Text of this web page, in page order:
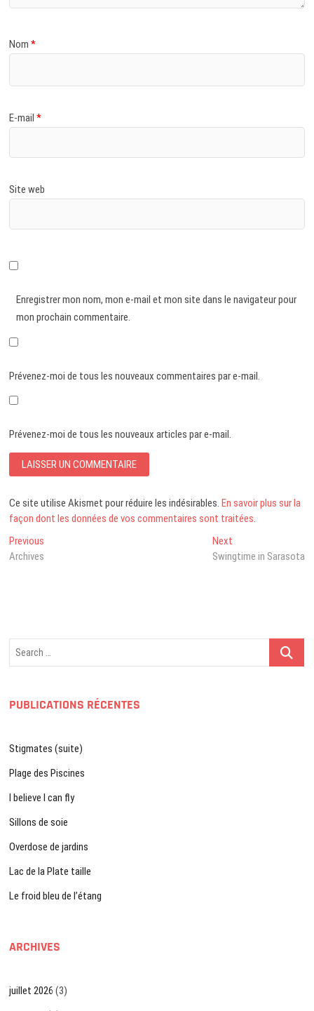
Nom*
E-mail*
Site web
Enregistrer mon nom, mon e-mail et mon site dans le navigateur pour
mon prochain commentaire.
Prévenez-moi de tous les nouveaux commentaires par e-mail.
Prévenez-moi de tous les nouveaux articles par e-mail.
Ce site utilise Akismet pour réduire les indésirables.En savoir plus sur la
façon dont les données de vos commentaires sont traitées.
Navigation
de
Previous
Archives
NextNext
post:
Swingtime in Sarasota
Search
PUBLICATIONS RÉCENTES
Stigmates (suite)
Plage des Piscines
I believe I can fly
Sillons de soie
Overdose de jardins
Lac de la Plate taille
Le froid bleu de l’étang
ARCHIVES
juillet 2026 (3)